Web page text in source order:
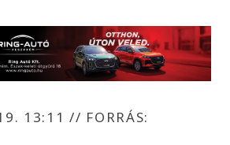
13:11// FORRÁS: